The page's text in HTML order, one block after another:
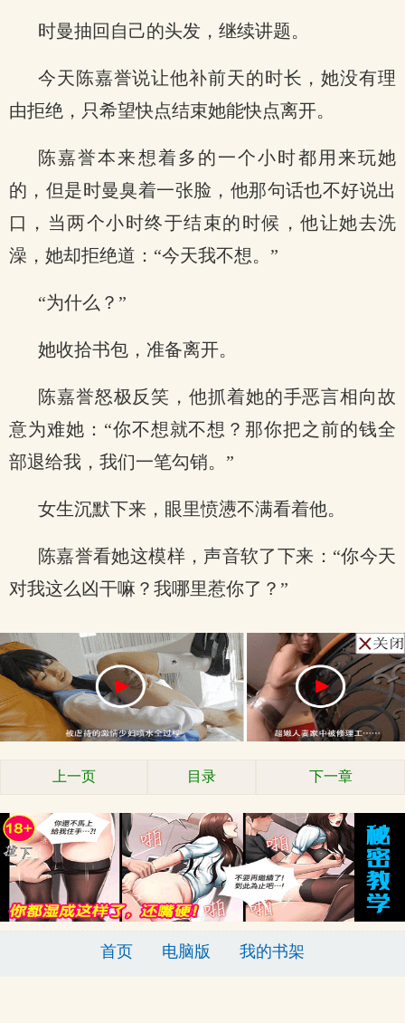
时曼抽回自己的头发，继续讲题。
今天陈嘉誉说让他补前天的时长，她没有理
由拒绝，只希望快点结束她能快点离开。
陈嘉誉本来想着多的一个小时都用来玩她
的，但是时曼臭着一张脸，他那句话也不好说出
口，当两个小时终于结束的时候，他让她去洗
澡，她却拒绝道：“今天我不想。”
“为什么？”
她收拾书包，准备离开。
陈嘉誉怒极反笑，他抓着她的手恶言相向故
意为难她：“你不想就不想？那你把之前的钱全
部退给我，我们一笔勾销。”
女生沉默下来，眼里愤懑不满看着他。
陈嘉誉看她这模样，声音软了下来：“你今天
对我这么凶干嘛？我哪里惹你了？”
上一页 目录 下一章
首页 电脑版 我的书架